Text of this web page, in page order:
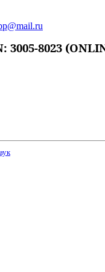
3005-8023